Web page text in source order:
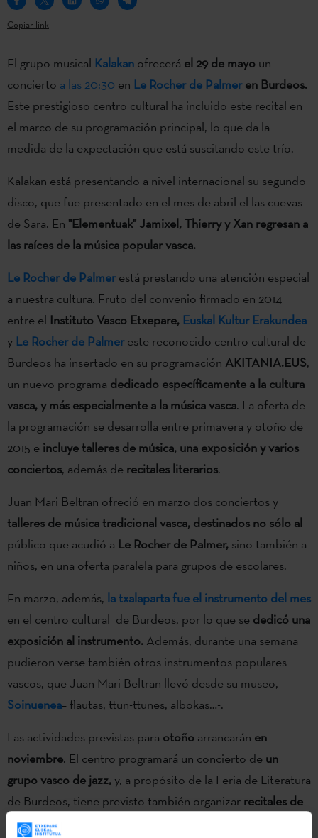
Copiar link
El grupo musical Kalakan ofrecerá el 29 de mayo un
concierto a las 20:30 en Le Rocher de Palmer en Burdeos.
Este prestigioso centro cultural ha incluido este recital en
el marco de su programación principal, lo que da la
medida de la expectación que está suscitando este trío.
Kalakan está presentando a nivel internacional su segundo
disco, que fue presentado en el mes de abril el las cuevas
de Sara. En "Elementuak" Jamixel, Thierry y Xan regresan a
las raíces de la música popular vasca.
Le Rocher de Palmerestá prestando una atención especial
a nuestra cultura. Fruto del convenio firmado en 2014
entre el Instituto Vasco Etxepare, Euskal Kultur Erakundea
y Le Rocher de Palmereste reconocido centro cultural de
Burdeos ha insertado en su programación AKITANIA.EUS,
un nuevo programa dedicado específicamente a la cultura
vasca, y más especialmente a la música vasca. La oferta de
la programación se desarrolla entre primavera y otoño de
2015 e incluye talleres de música, una exposición y varios
conciertos, además de recitales literarios.
Juan Mari Beltran ofreció en marzo dos conciertos y
talleres de música tradicional vasca, destinados no sólo al
público que acudió a Le Rocher de Palmer, sino también a
niños, en una oferta paralela para grupos de escolares.
En marzo, además, la txalaparta fue el instrumento del mes
en el centro cultural de Burdeos, por lo que se dedicó una
exposición al instrumento. Además, durante una semana
pudieron verse también otros instrumentos populares
vascos, que Juan Mari Beltran llevó desde su museo,
Soinuenea– flautas, ttun-ttunes, albokas…-.
Las actividades previstas para otoño arrancarán en
noviembre. El centro programará un concierto de un
grupo vasco de jazz, y, a propósito de la Feria de Literatura
de Burdeos, tiene previsto también organizar recitales de
literatura vasca.